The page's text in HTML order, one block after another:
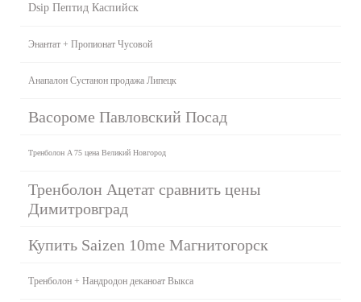
Dsip Пептид Каспийск
Энантат + Пропионат Чусовой
Анапалон Сустанон продажа Липецк
Васороме Павловский Посад
Тренболон A 75 цена Великий Новгород
Тренболон Ацетат сравнить цены
Димитровград
Купить Saizen 10me Магнитогорск
Тренболон + Нандродон деканоат Выкса